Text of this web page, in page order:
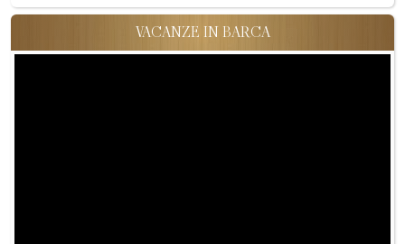
VACANZE IN BARCA